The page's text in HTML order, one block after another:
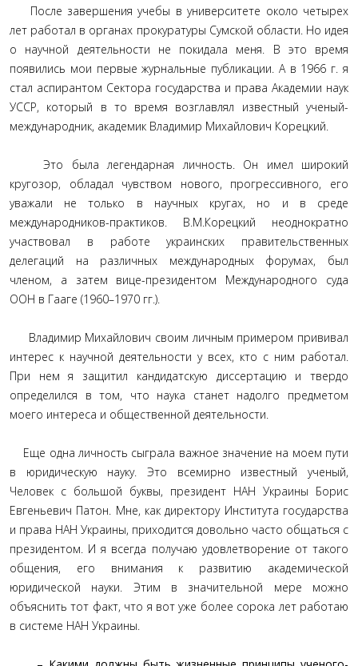
После завершения учебы в университете около четырех
лет работал в органах прокуратуры Сумской области. Но идея
о научной деятельности не покидала меня. В это время
появились мои первые журнальные публикации. А в 1966 г. я
стал аспирантом Сектора государства и права Академии наук
УССР, который в то время возглавлял известный ученый-
международник, академик Владимир Михайлович Корецкий.
Это была легендарная личность. Он имел широкий
кругозор, обладал чувством нового, прогрессивного, его
уважали не только в научных кругах, но и в среде
международников-практиков. В.М.Корецкий неоднократно
участвовал в работе украинских правительственных
делегаций на различных международных форумах, был
членом, а затем вице-президентом Международного суда
ООН в Гааге (1960–1970 гг.).
Владимир Михайлович своим личным примером прививал
интерес к научной деятельности у всех, кто с ним работал.
При нем я защитил кандидатскую диссертацию и твердо
определился в том, что наука станет надолго предметом
моего интереса и общественной деятельности.
Еще одна личность сыграла важное значение на моем пути
в юридическую науку. Это всемирно известный ученый,
Человек с большой буквы, президент НАН Украины Борис
Евгеньевич Патон. Мне, как директору Института государства
и права НАН Украины, приходится довольно часто общаться с
президентом. И я всегда получаю удовлетворение от такого
общения, его внимания к развитию академической
юридической науки. Этим в значительной мере можно
объяснить тот факт, что я вот уже более сорока лет работаю
в системе НАН Украины.